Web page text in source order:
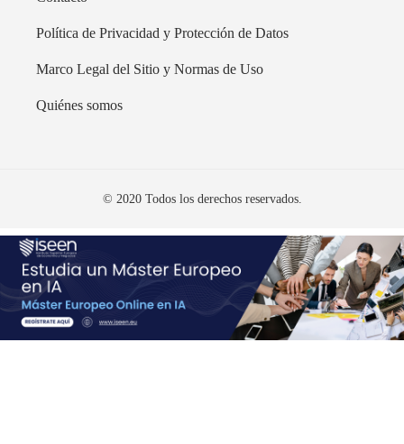
Política de Privacidad y Protección de Datos
Marco Legal del Sitio y Normas de Uso
Quiénes somos
© 2020 Todos los derechos reservados.